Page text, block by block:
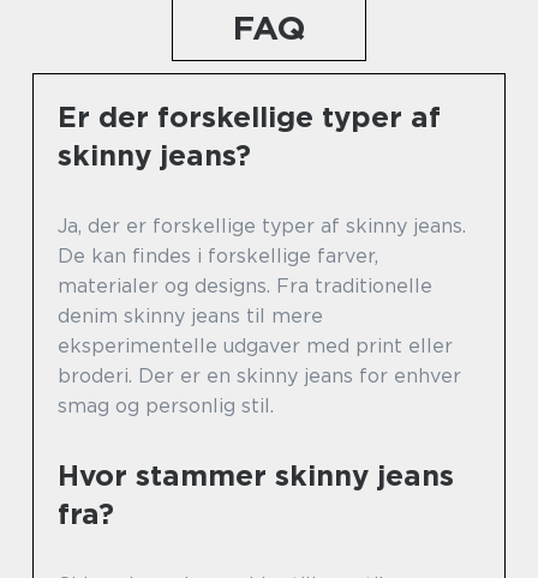
FAQ
Er der forskellige typer af
skinny jeans?
Ja, der er forskellige typer af skinny jeans.
De kan findes i forskellige farver,
materialer og designs. Fra traditionelle
denim skinny jeans til mere
eksperimentelle udgaver med print eller
broderi. Der er en skinny jeans for enhver
smag og personlig stil.
Hvor stammer skinny jeans
fra?